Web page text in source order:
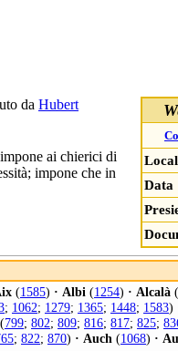
Data
da Hubert
ai chierici di
impone che in
(1585) · Albi (1254) · Alcalà (
; 1062; 1279; 1365; 1448; 1583)
(799; 802; 809; 816; 817; 825;
; 822; 870) · Auch (1068) ·